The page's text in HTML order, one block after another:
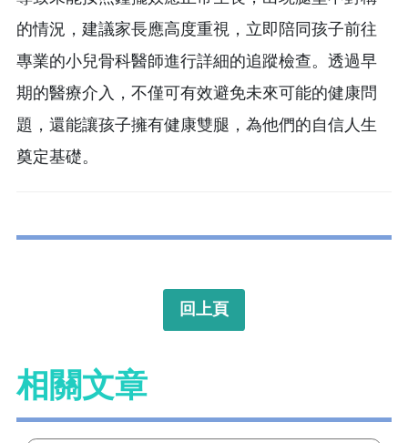
的情況，建議家長應高度重視，立即陪同孩子前往
專業的小兒骨科醫師進行詳細的追蹤檢查。透過早
期的醫療介入，不僅可有效避免未來可能的健康問
題，還能讓孩子擁有健康雙腿，為他們的自信人生
奠定基礎。
回上頁
相關文章